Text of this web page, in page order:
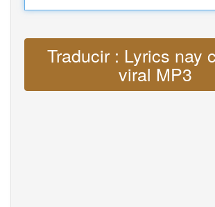
Traducir : Lyrics nay
viral MP3